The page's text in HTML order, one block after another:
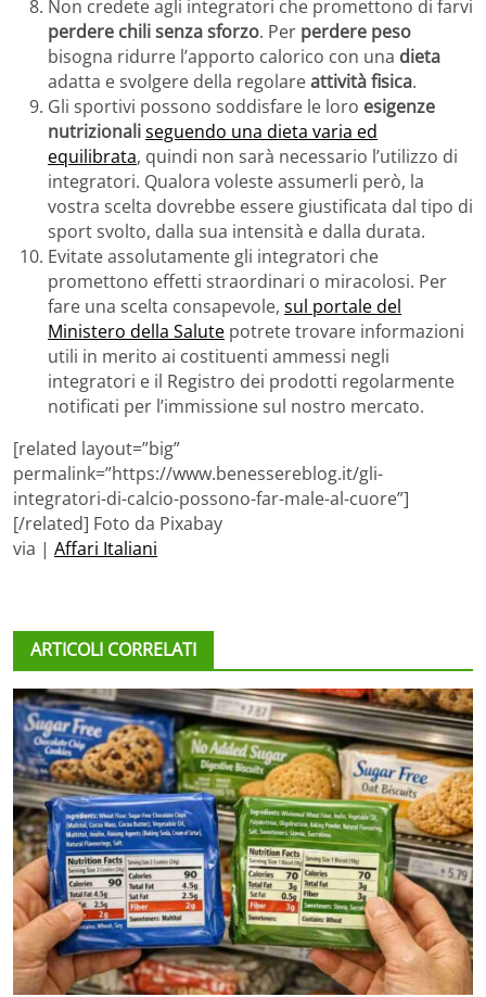
Non credete agli integratori che promettono di farvi
perdere chili senza sforzo. Per perdere peso
bisogna ridurre l’apporto calorico con una dieta
adatta e svolgere della regolareattività fisica.
Gli sportivi possono soddisfare le loro esigenze
nutrizionaliseguendo una dieta varia ed
equilibrata, quindi non sarà necessario l’utilizzo di
integratori. Qualora voleste assumerli però, la
vostra scelta dovrebbe essere giustificata dal tipo di
sport svolto, dalla sua intensità e dalla durata.
Evitate assolutamente gli integratori che
promettono effetti straordinari o miracolosi. Per
fare una scelta consapevole, sul portale del
Ministero della Salute potrete trovare informazioni
utili in merito ai costituenti ammessi negli
integratori e il Registro dei prodotti regolarmente
notificati per l’immissione sul nostro mercato.
[related layout=”big”
permalink=”https://www.benessereblog.it/gli-
integratori-di-calcio-possono-far-male-al-cuore”]
[/related] Foto da Pixabay
via | Affari Italiani
ARTICOLI CORRELATI